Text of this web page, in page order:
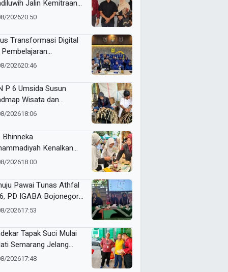
Jalin Kemitraan
dengan Wuling,
Program Magang
202620:50
Transformasi Digital
Smamio Gelar
202620:46
P 6 Umsida Susun
Wisata dan
UMKM Halal Desa
202618:06
Bhinneka
Kenalkan
Perempuan Muda
Aisyiyah
202618:00
Pawai Tunas Athfal
PD IGABA Bojonegoro
Persepsi dan
202617:53
Tapak Suci Mulai
Semarang Jelang
XVI Sedunia
202617:48